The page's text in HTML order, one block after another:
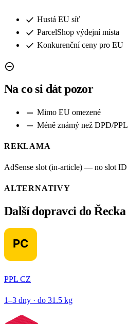
check Hustá EU síť
check ParcelShop výdejní místa
check Konkurenční ceny pro EU
remove_circle
Na co si dát pozor
remove Mimo EU omezené
remove Méně známý než DPD/PPL
REKLAMA
AdSense slot (in-article) — no slot ID
ALTERNATIVY
Další dopravci do Řecka
PPL CZ
1–3 dny · do 31.5 kg